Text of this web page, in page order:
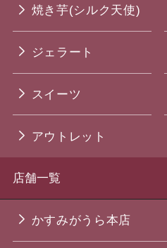
焼き芋(シルク天使)
ジェラート
スイーツ
アウトレット
店舗一覧
かすみがうら本店